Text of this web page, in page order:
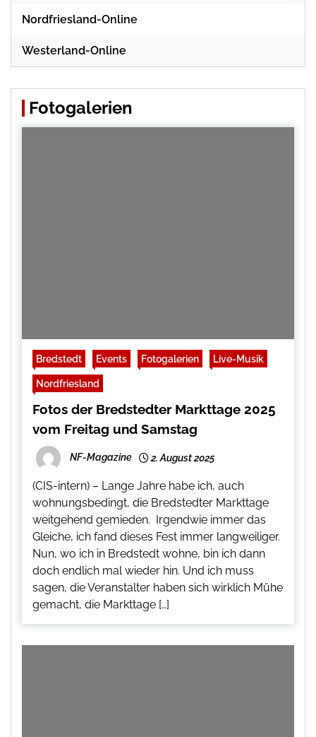
Nordfriesland-Online
Westerland-Online
Fotogalerien
Bredstedt Events Fotogalerien Live-Musik
Nordfriesland
Fotos der Bredstedter Markttage 2025
vom Freitag und Samstag
NF-Magazine 2. August 2025
(CIS-intern) – Lange Jahre habe ich, auch
wohnungsbedingt, die Bredstedter Markttage
weitgehend gemieden. Irgendwie immer das
Gleiche, ich fand dieses Fest immer langweiliger.
Nun, wo ich in Bredstedt wohne, bin ich dann
doch endlich mal wieder hin. Und ich muss
sagen, die Veranstalter haben sich wirklich Mühe
gemacht, die Markttage […]